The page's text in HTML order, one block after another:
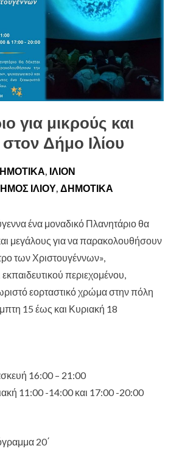
για μικρούς και
Δήμο Ιλίου
, ΊΛΙΟΝ
ΙΛΙΟΥ, ΔΗΜΟΤΙΚΑ
ένα μοναδικό Πλανητάριο θα
μεγάλους για να παρακολουθήσουν
των Χριστουγέννων»,
περιεχομένου,
εορταστικό χρώμα στην πόλη
15 έως και Κυριακή 18
16:00 – 21:00
11:00 -14:00 και 17:00 -20:00
20΄